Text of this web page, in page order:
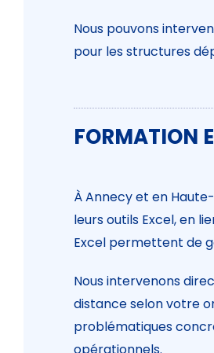
Nous pouvons
pour les structures
FORMATION
À Annecy et en
leurs outils Excel, en
Excel permettent de
Nous intervenons
distance selon votre
problématiques
opérationnels.